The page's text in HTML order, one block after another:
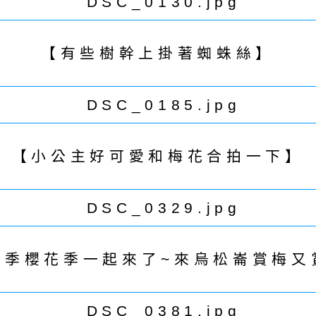
【有些樹幹上掛著蜘蛛絲】
【小公主好可愛和梅花合拍一下】
季櫻花季一起來了~來烏松崙賞梅又